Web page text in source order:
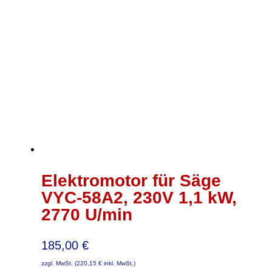
Elektromotor für Säge
VYC-58A2, 230V 1,1 kW,
2770 U/min
185,00 €
zzgl. MwSt. (220,15 € inkl. MwSt.)